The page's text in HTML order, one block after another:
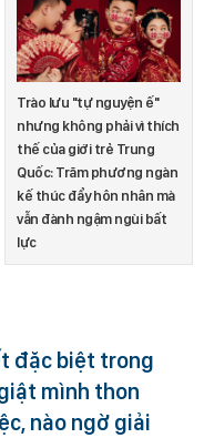
Trào lưu "tự nguyện ế"
nhưng không phải vì thích
thế của giới trẻ Trung
Quốc: Trăm phương ngàn
kế thúc đẩy hôn nhân mà
vẫn đành ngậm ngùi bất
lực
đặc biệt trong
mình thon
nào ngờ giải